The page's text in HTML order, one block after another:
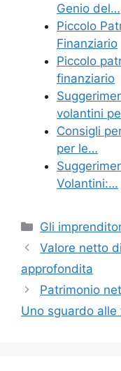
Genio del…
Piccolo
Finanziario
Piccolo
finanziario
volantini
Consigli
per le…
Volantini:…
Categories
Gli
Valore netto
approfondita
Patrimonio
Uno sguardo alle